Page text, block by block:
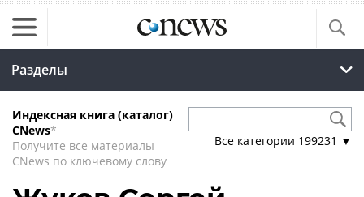
Разделы
Индексная книга (каталог)
CNews*
Получите все материалы
CNews по ключевому слову
Все категории 199231 ▼